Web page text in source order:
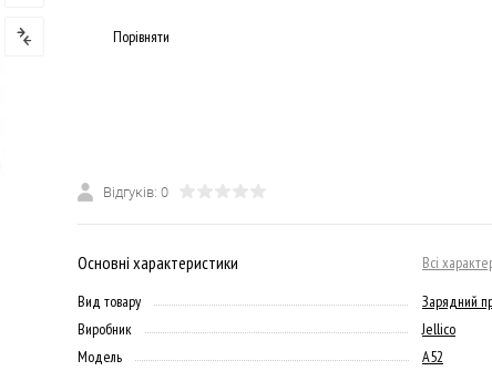
Порівняти
Відгуків: 0
Основні характеристики
Всі
Вид товару
Зарядний
Виробник
Jellico
Модель
A52